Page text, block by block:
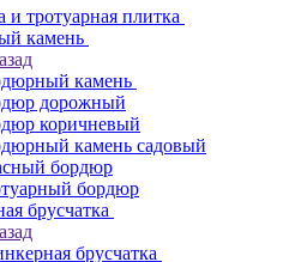
и тротуарная плитка
камень
камень
дорожный
коричневый
камень садовый
бордюр
бордюр
брусчатка
брусчатка